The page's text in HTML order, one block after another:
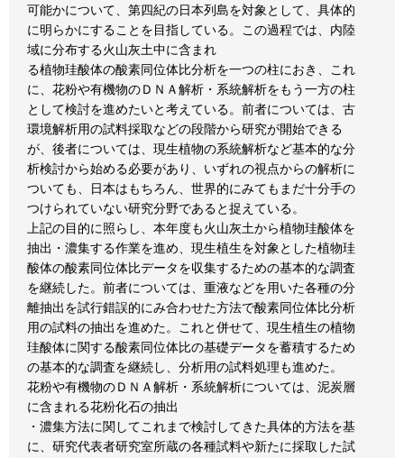
可能かについて、第四紀の日本列島を対象として、具体的
に明らかにすることを目指している。この過程では、内陸
域に分布する火山灰土中に含まれ
る植物珪酸体の酸素同位体比分析を一つの柱におき、これ
に、花粉や有機物のＤＮＡ解析・系統解析をもう一方の柱
として検討を進めたいと考えている。前者については、古
環境解析用の試料採取などの段階から研究が開始できる
が、後者については、現生植物の系統解析など基本的な分
析検討から始める必要があり、いずれの視点からの解析に
ついても、日本はもちろん、世界的にみてもまだ十分手の
つけられていない研究分野であると捉えている。
上記の目的に照らし、本年度も火山灰土から植物珪酸体を
抽出・濃集する作業を進め、現生植生を対象とした植物珪
酸体の酸素同位体比データを収集するための基本的な調査
を継続した。前者については、重液などを用いた各種の分
離抽出を試行錯誤的にみ合わせた方法で酸素同位体比分析
用の試料の抽出を進めた。これと併せて、現生植生の植物
珪酸体に関する酸素同位体比の基礎データを蓄積するため
の基本的な調査を継続し、分析用の試料処理も進めた。
花粉や有機物のＤＮＡ解析・系統解析については、泥炭層
に含まれる花粉化石の抽出
・濃集方法に関してこれまで検討してきた具体的方法を基
に、研究代表者研究室所蔵の各種試料や新たに採取した試